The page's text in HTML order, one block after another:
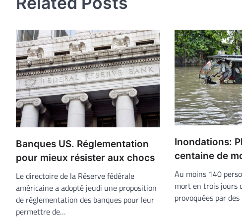
Banques US. Réglementation
pour mieux résister aux chocs
Le directoire de la Réserve fédérale
américaine a adopté jeudi une proposition
de réglementation des banques pour leur
permettre de…
Inondations:
centaine de
Au moins 140
mort en trois jours
provoquées par